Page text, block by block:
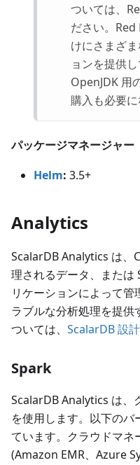
ついては、
ださい。
けにさまざ
ョンを提供
OpenJDK 用
購入も必要に
パッケージマネージャー
Helm: 3.5+
Analytics
ScalarDB Analytics は、
理されるデータ、または
リケーションによって
ラブルな分析処理を提供
ついては、 ScalarDB 設計
Spark
ScalarDB Analytics は、
を使用します。以下の
ています。クラウドマネ
(Amazon EMR、Azure